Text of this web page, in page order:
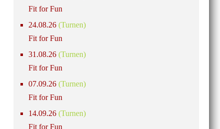
Fit for Fun
24.08.26 (Turnen)
Fit for Fun
31.08.26 (Turnen)
Fit for Fun
07.09.26 (Turnen)
Fit for Fun
14.09.26 (Turnen)
Fit for Fun